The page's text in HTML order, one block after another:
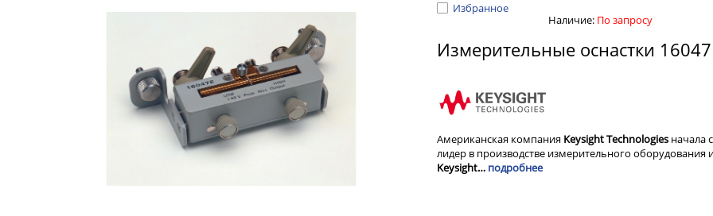
Избранное
Наличие: По запросу
Измерительные оснастки
Американская компания Keysight Technologies начала
лидер в производстве измерительного
Keysight… подробнее